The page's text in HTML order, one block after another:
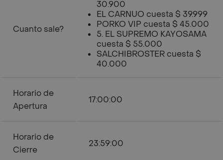
Cuanto sale?
30.900
EL CARNUO cuesta $ 39.999
PORKO VIP cuesta $ 45.000
5. EL SUPREMO KAYOSAMA
cuesta $ 55.000
SALCHIBROSTER cuesta $
40.000
Horario de
Apertura
17:00:00
Horario de
Cierre
23:59:00